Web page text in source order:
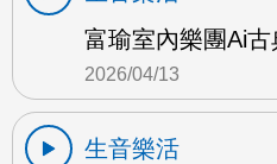
富瑜室內樂團Ai
2026/04/13
生音樂活